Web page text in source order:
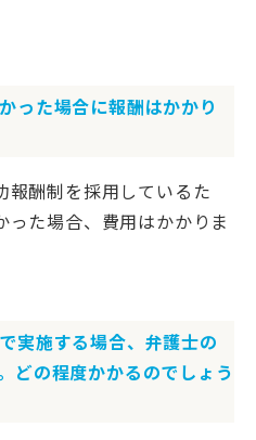
った場合に報酬はかかり
報酬制を採用しているた
た場合、費用はかかりま
実施する場合、弁護士の
どの程度かかるのでしょう